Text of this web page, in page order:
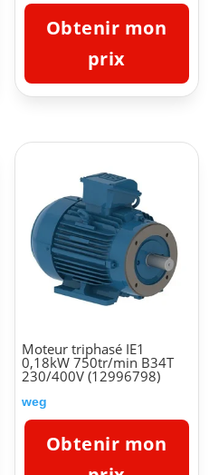
Obtenir mon
prix
Moteur triphasé IE1
0,18kW 750tr/min B34T
230/400V (12996798)
weg
Obtenir mon